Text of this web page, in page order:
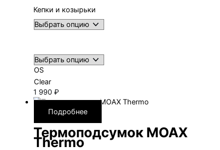
Кепки и козырьки
OS
Clear
1 990 ₽
Подробнее
Термоподсумок MOAX
Thermo